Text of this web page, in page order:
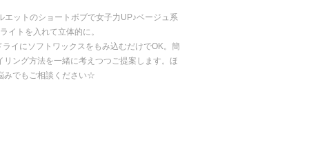
エットのショートボブで女子力UP♪ベージュ系
イトを入れて立体的に。
イにソフトワックスをもみ込むだけでOK。簡
ング方法を一緒に考えつつご提案します。ほ
みでもご相談ください☆